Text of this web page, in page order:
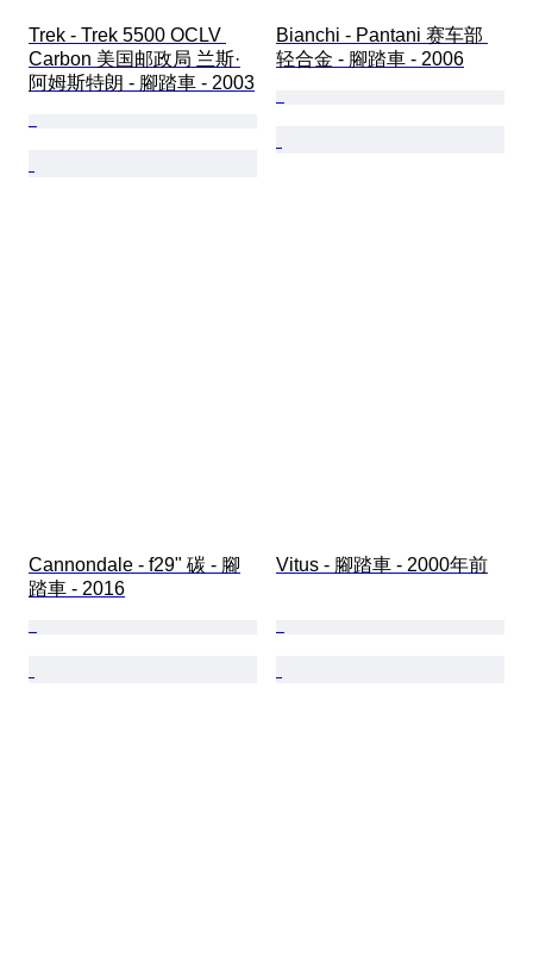
Trek - Trek 5500 OCLV
Carbon 美国邮政局 兰斯·
阿姆斯特朗 - 腳踏車 - 2003
Bianchi - Pantani 赛车部
轻合金 - 腳踏車 - 2006
Cannondale - f29" 碳 - 腳
踏車 - 2016
Vitus - 腳踏車 - 2000年前